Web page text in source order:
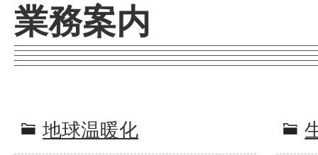
業務案内
地球温暖化